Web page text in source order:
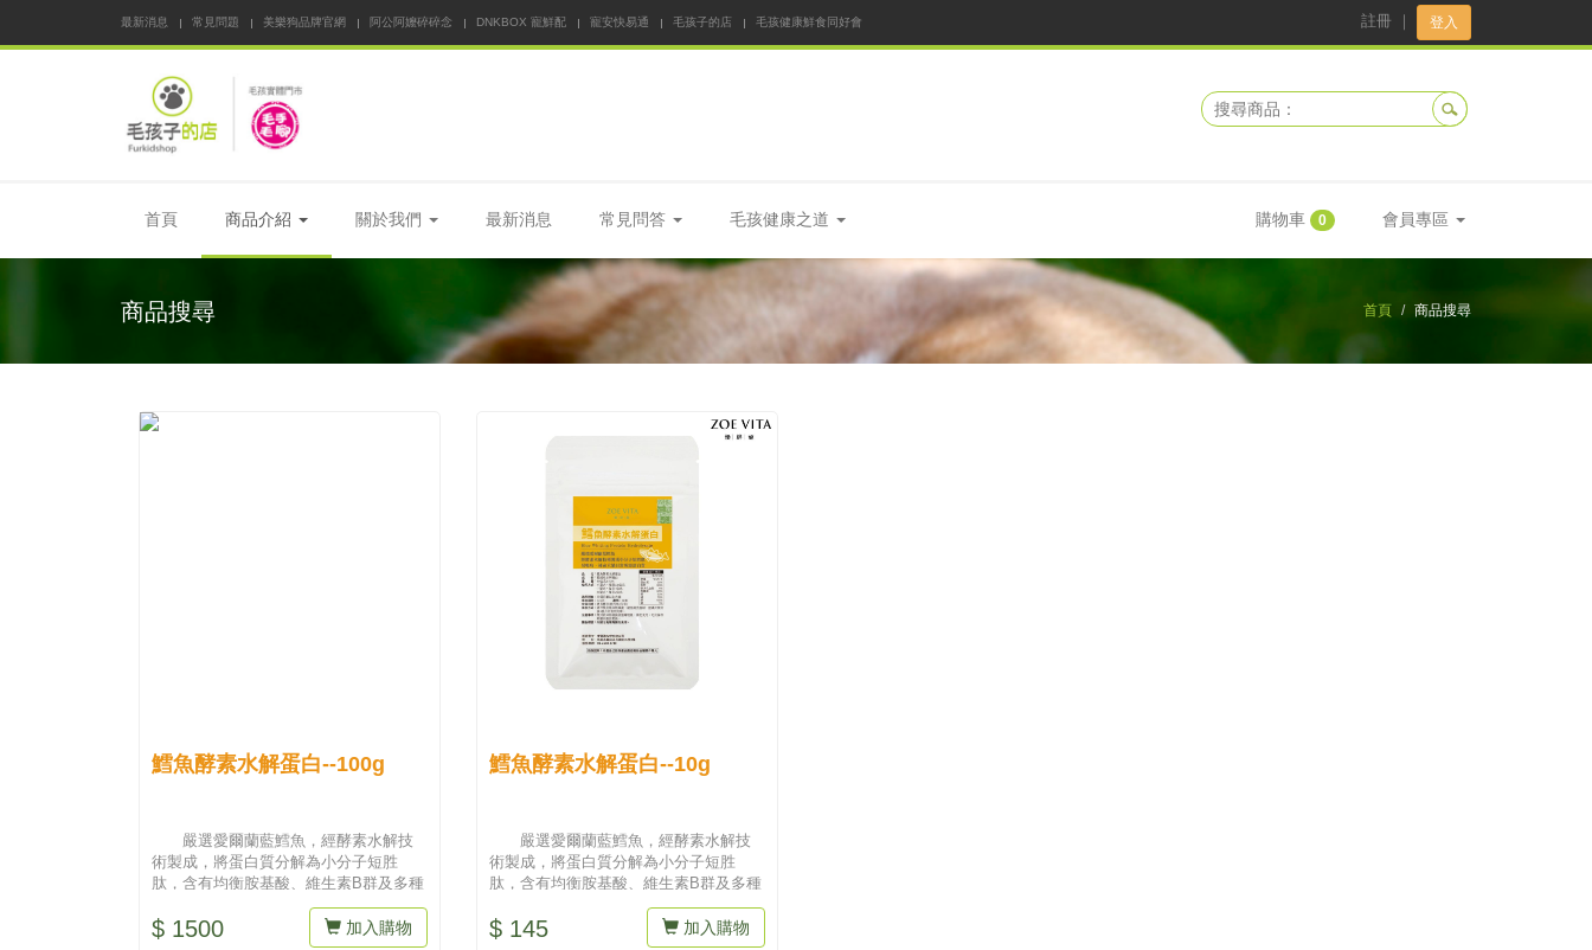
最新消息 常見問題 美樂狗品牌官網 阿公阿嬤碎碎念 DNKBOX 寵鮮配 寵安快易通 毛孩子的店 毛孩健康鮮食同好會 註冊 登入
首頁 商品介紹 關於我們 最新消息 常見問答 毛孩健康之道 購物車 0 會員專區
商品搜尋 首頁 商品搜尋
鱈魚酵素水解蛋白--100g
嚴選愛爾蘭藍鱈魚，經酵素水解技
術製成，將蛋白質分解為小分子短胜
肽，含有均衡胺基酸、維生素B群及多種
$ 1500 加入購物
鱈魚酵素水解蛋白--10g
嚴選愛爾蘭藍鱈魚，經酵素水解技
術製成，將蛋白質分解為小分子短胜
肽，含有均衡胺基酸、維生素B群及多種
$ 145 加入購物